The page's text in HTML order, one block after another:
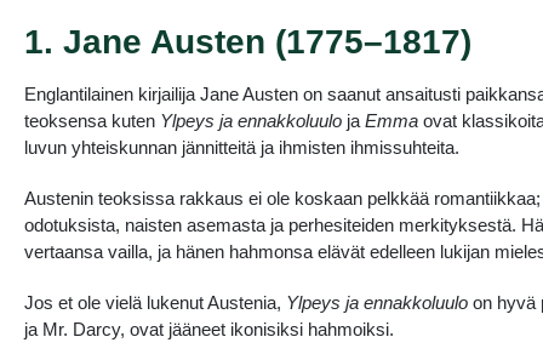
1. Jane Austen (1775–1817)
Englantilainen kirjailija Jane Austen on saanut ansaitusti
teoksensa kuten Ylpeys ja ennakkoluulo ja Emma ovat
luvun yhteiskunnan jännitteitä ja ihmisten ihmissuhteita.
Austenin teoksissa rakkaus ei ole koskaan pelkkää
odotuksista, naisten asemasta ja perhesiteiden merkityksestä.
vertaansa vailla, ja hänen hahmonsa elävät edelleen lukijan
Jos et ole vielä lukenut Austenia, Ylpeys ja ennakkoluulo on hyvä
ja Mr. Darcy, ovat jääneet ikonisiksi hahmoiksi.